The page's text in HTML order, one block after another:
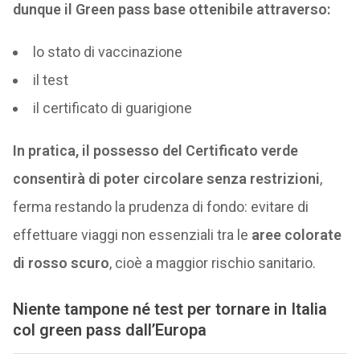
dunque il Green pass base ottenibile attraverso:
lo stato di vaccinazione
il test
il certificato di guarigione
In pratica, il possesso del Certificato verde
consentirà di poter circolare senza restrizioni,
ferma restando la prudenza di fondo: evitare di
effettuare viaggi non essenziali tra le aree colorate
di rosso scuro, cioè a maggior rischio sanitario.
Niente tampone né test per tornare in Italia
col green pass dall’Europa